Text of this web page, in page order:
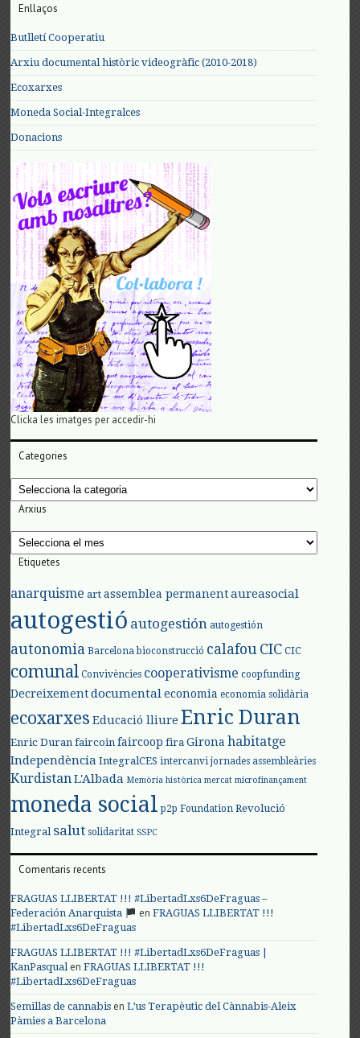
Enllaços
Butlletí Cooperatiu
Arxiu documental històric videogràfic (2010-2018)
Ecoxarxes
Moneda Social-Integralces
Donacions
Clicka les imatges per accedir-hi
Categories
Categories
Arxius
Arxius
Etiquetes
anarquisme art assemblea permanent aureasocial
autogestió autogestión autogestión
autonomia Barcelona bioconstrucció calafouCIC CIC
comunal Convivències cooperativisme coopfunding
Decreixement documental economia economia solidària
ecoxarxes Educació lliure Enric Duran
Enric Duran faircoin faircoop fira Girona habitatge
Independència IntegralCES intercanvi jornades assembleàries
KurdistanL'Albada Memòria històrica mercat microfinançament
moneda social p2p Foundation Revolució
Integral salut solidaritat SSPC
Comentaris recents
FRAGUAS LLIBERTAT !!! #LibertadLxs6DeFraguas –
Federación Anarquista
enFRAGUAS LLIBERTAT !!!
#LibertadLxs6DeFraguas
FRAGUAS LLIBERTAT !!! #LibertadLxs6DeFraguas |
KanPasqualenFRAGUAS LLIBERTAT !!!
#LibertadLxs6DeFraguas
Semillas de cannabis enL’us Terapèutic del Cànnabis-Aleix
Pàmies a Barcelona